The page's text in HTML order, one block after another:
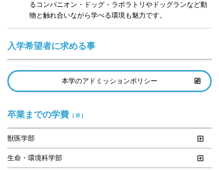
るコンパニオン・ドッグ・ラボラトリやドッグランなど動
物と触れ合いながら学べる環境も魅力です。
入学希望者に求める事
本学のアドミッションポリシー
卒業までの学費 （※）
獣医学部
生命・環境科学部